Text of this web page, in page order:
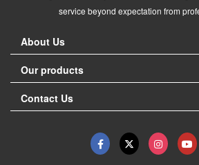
service beyond expectation from
About Us
Our products
Contact Us